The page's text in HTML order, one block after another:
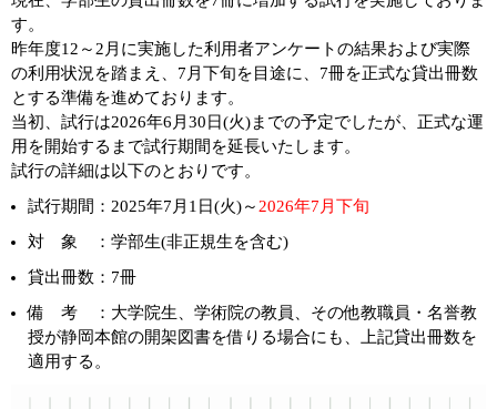
す。
昨年度12～2月に実施した利用者アンケートの結果および実際
の利用状況を踏まえ、7月下旬を目途に、7冊を正式な貸出冊数
とする準備を進めております。
当初、試行は2026年6月30日(火)までの予定でしたが、正式な運
用を開始するまで試行期間を延長いたします。
試行の詳細は以下のとおりです。
試行期間：2025年7月1日(火)～ 2026年7月下旬
対 象 ：学部生(非正規生を含む)
貸出冊数：7冊
備 考 ：大学院生、学術院の教員、その他教職員・名誉教
授が静岡本館の開架図書を借りる場合にも、上記貸出冊数を
適用する。